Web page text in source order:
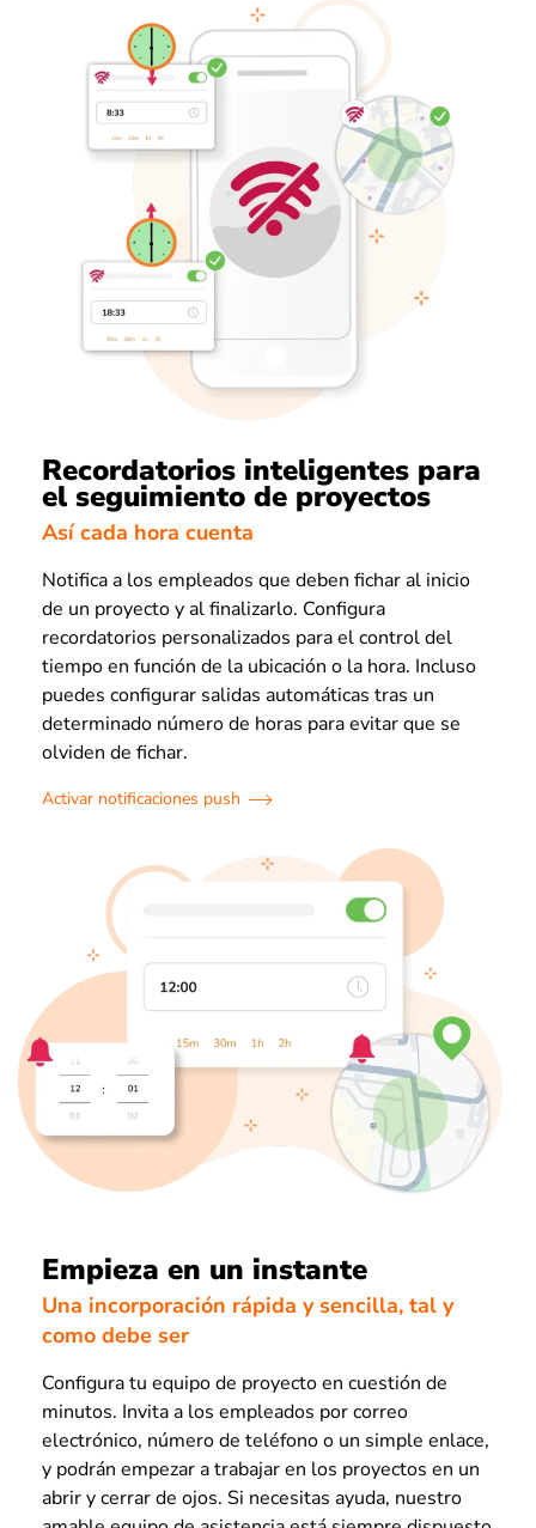
Recordatorios inteligentes para
el seguimiento de proyectos
Así cada hora cuenta
Notifica a los empleados que deben fichar al inicio
de un proyecto y al finalizarlo. Configura
recordatorios personalizados para el control del
tiempo en función de la ubicación o la hora. Incluso
puedes configurar salidas automáticas tras un
determinado número de horas para evitar que se
olviden de fichar.
Activar notificaciones push
Empieza en un instante
Una incorporación rápida y sencilla, tal y
como debe ser
Configura tu equipo de proyecto en cuestión de
minutos. Invita a los empleados por correo
electrónico, número de teléfono o un simple enlace,
y podrán empezar a trabajar en los proyectos en un
abrir y cerrar de ojos. Si necesitas ayuda, nuestro